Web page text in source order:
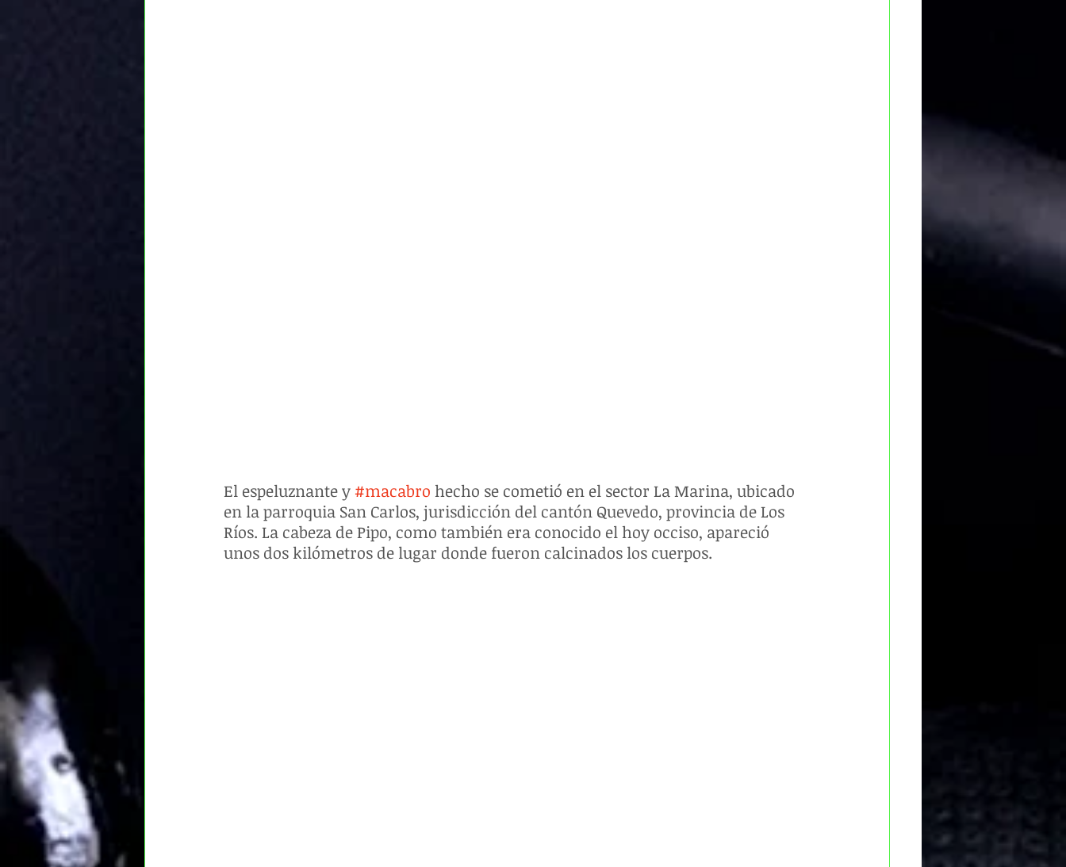
El espeluznante y #macabro hecho se cometió en el sector La Marina, ubicado
en la parroquia San Carlos, jurisdicción del cantón Quevedo, provincia de Los
Ríos. La cabeza de Pipo, como también era conocido el hoy occiso, apareció
unos dos kilómetros de lugar donde fueron calcinados los cuerpos.